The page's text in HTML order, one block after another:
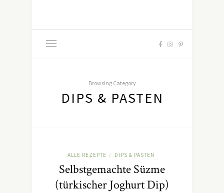
Browsing Category
DIPS & PASTEN
ALLE REZEPTE / DIPS & PASTEN
Selbstgemachte Süzme
(türkischer Joghurt Dip)